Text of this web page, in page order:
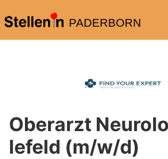
PADERBORN
Oberarzt
lefeld (m/w/d)